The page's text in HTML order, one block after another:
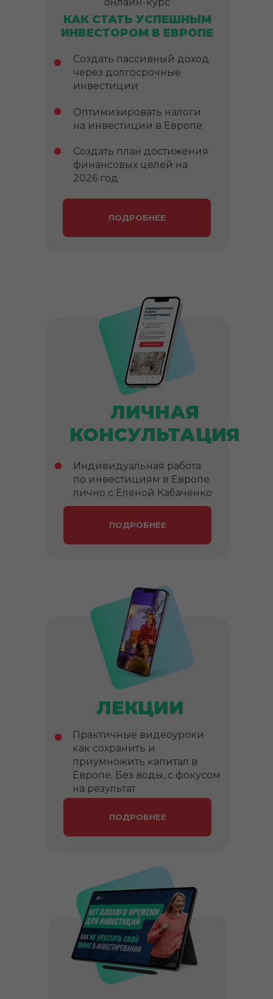
КАК СТАТЬ УСПЕШНЫМ
ИНВЕСТОРОМ В ЕВРОПЕ
Создать план достижения
финансовых целей на
2026 год
Оптимизировать налоги
на инвестиции в Европе
Создать пассивный доход
через долгосрочные
инвестиции
ПОДРОБНЕЕ
ЛЕКЦИИ
Практичные видеоуроки
как сохранить и
приумножить капитал в
Европе. Без воды, с фокусом
на результат
ПОДРОБНЕЕ
ЛИЧНАЯ
КОНСУЛЬТАЦИЯ
Индивидуальная работа
по инвестициям в Европе
лично с Еленой Кабаченко
ПОДРОБНЕЕ